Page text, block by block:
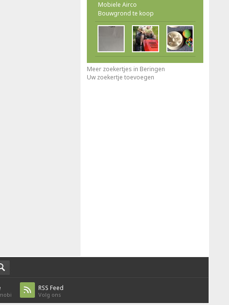
Mobiele Airco
Bouwgrond te koop
Meer zoekertjes in Beringen
Uw zoekertje toevoegen
RSS Feed
Volg ons